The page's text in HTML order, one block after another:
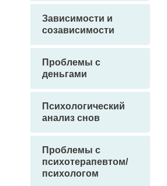
Зависимости и
созависимости
Проблемы с
деньгами
Психологический
анализ снов
Проблемы с
психотерапевтом/
психологом